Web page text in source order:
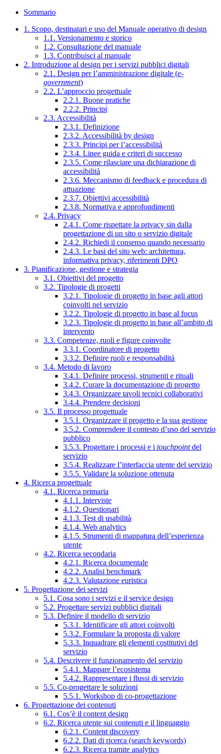
Sommario
1. Scopo, destinatari e uso del Manuale operativo di design
1.1. Versionamento e storico
1.2. Consultazione del manuale
1.3. Contribuisci al manuale
2. Introduzione al design per i servizi pubblici digitali
2.1. Design per l’amministrazione digitale (e-
government)
2.2. L’approccio progettuale
2.2.1. Buone pratiche
2.2.2. Principi
2.3. Accessibilità
2.3.1. Definizione
2.3.2. Accessibilità by design
2.3.3. Principi per l’accessibilità
2.3.4. Linee guida e criteri di successo
2.3.5. Come rilasciare una dichiarazione di
accessibilità
2.3.6. Meccanismo di feedback e procedura di
attuazione
2.3.7. Obiettivi accessibilità
2.3.8. Normativa e approfondimenti
2.4. Privacy
2.4.1. Come rispettare la privacy sin dalla
progettazione di un sito o servizio digitale
2.4.2. Richiedi il consenso quando necessario
2.4.3. Le basi del sito web: architettura,
informativa privacy, riferimenti DPO
3. Pianificazione, gestione e strategia
3.1. Obiettivi del progetto
3.2. Tipologie di progetti
3.2.1. Tipologie di progetto in base agli attori
coinvolti nel servizio
3.2.2. Tipologie di progetto in base al focus
3.2.3. Tipologie di progetto in base all’ambito di
intervento
3.3. Competenze, ruoli e figure coinvolte
3.3.1. Coordinatore di progetto
3.3.2. Definire ruoli e responsabilità
3.4. Metodo di lavoro
3.4.1. Definire processi, strumenti e rituali
3.4.2. Curare la documentazione di progetto
3.4.3. Organizzare tavoli tecnici collaborativi
3.4.4. Prendere decisioni
3.5. Il processo progettuale
3.5.1. Organizzare il progetto e la sua gestione
3.5.2. Comprendere il contesto d’uso del servizio
pubblico
3.5.3. Progettare i processi e i touchpointdel
servizio
3.5.4. Realizzare l’interfaccia utente del servizio
3.5.5. Validare la soluzione ottenuta
4. Ricerca progettuale
4.1. Ricerca primaria
4.1.1. Interviste
4.1.2. Questionari
4.1.3. Test di usabilità
4.1.4. Web analytics
4.1.5. Strumenti di mappatura dell’esperienza
utente
4.2. Ricerca secondaria
4.2.1. Ricerca documentale
4.2.2. Analisi benchmark
4.2.3. Valutazione euristica
5. Progettazione dei servizi
5.1. Cosa sono i servizi e il service design
5.2. Progettare servizi pubblici digitali
5.3. Definire il modello di servizio
5.3.1. Identificare gli attori coinvolti
5.3.2. Formulare la proposta di valore
5.3.3. Inquadrare gli elementi costitutivi del
servizio
5.4. Descrivere il funzionamento del servizio
5.4.1. Mappare l’ecosistema
5.4.2. Rappresentare i flussi di servizio
5.5. Co-progettare le soluzioni
5.5.1. Workshop di co-progettazione
6. Progettazione dei contenuti
6.1. Cos’è il content design
6.2. Ricerca utente sui contenuti e il linguaggio
6.2.1. Content discovery
6.2.2. Dati di ricerca (search keywords)
6.2.3. Ricerca tramite analytics